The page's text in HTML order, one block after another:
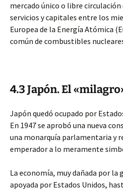
mercado único o libre circulación
servicios y capitales entre los
Europea de la Energía Atómica
común de combustibles
4.3 Japón. El
Japón quedó ocupado por
En 1947 se aprobó una nueva
una monarquía parlamentaria y
emperador a lo meramente
La economía, muy dañada por la
apoyada por Estados Unidos,